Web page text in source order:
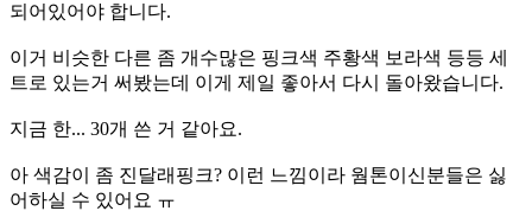
되어있어야 합니다.
이거 비슷한 다른 좀 개수많은 핑크색 주황색 보라색 등등 세
트로 있는거 써봤는데 이게 제일 좋아서 다시 돌아왔습니다.
지금 한... 30개 쓴 거 같아요.
아 색감이 좀 진달래핑크? 이런 느낌이라 웜톤이신분들은 싫
어하실 수 있어요 ㅠ